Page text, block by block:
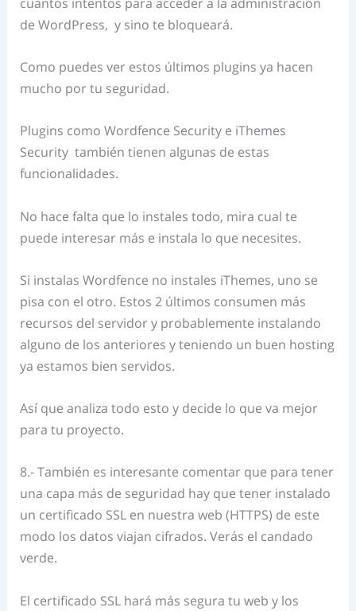
de WordPress, y sino te bloqueará.
Como puedes ver estos últimos plugins ya hacen
mucho por tu seguridad.
Plugins como Wordfence Security e iThemes
Security también tienen algunas de estas
funcionalidades.
No hace falta que lo instales todo, mira cual te
puede interesar más e instala lo que necesites.
Si instalas Wordfence no instales iThemes, uno se
pisa con el otro. Estos 2 últimos consumen más
recursos del servidor y probablemente instalando
alguno de los anteriores y teniendo un buen hosting
ya estamos bien servidos.
Así que analiza todo esto y decide lo que va mejor
para tu proyecto.
8.- También es interesante comentar que para tener
una capa más de seguridad hay que tener instalado
un certificado SSL en nuestra web (HTTPS) de este
modo los datos viajan cifrados. Verás el candado
verde.
El certificado SSL hará más segura tu web y los